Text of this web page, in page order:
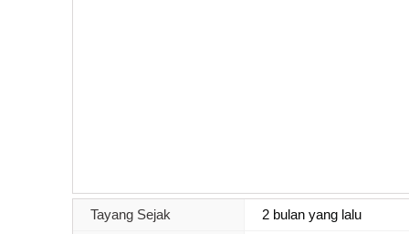
Tayang Sejak 2 bulan yang lalu